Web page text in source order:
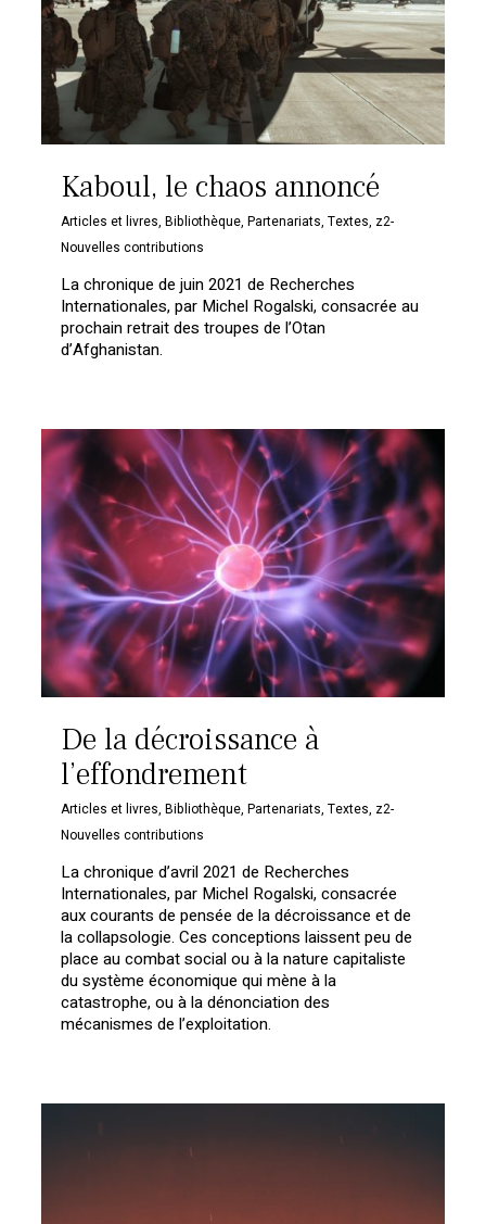
Kaboul, le chaos annoncé
Articles et livres,Bibliothèque,Partenariats,Textes, z2-
Nouvelles contributions
La chronique de juin 2021 de Recherches
Internationales, par Michel Rogalski, consacrée au
prochain retrait des troupes de l’Otan
d’Afghanistan.
De la décroissance à
l’effondrement
Articles et livres,Bibliothèque,Partenariats,Textes, z2-
Nouvelles contributions
La chronique d’avril 2021 de Recherches
Internationales, par Michel Rogalski, consacrée
aux courants de pensée de la décroissance et de
la collapsologie. Ces conceptions laissent peu de
place au combat social ou à la nature capitaliste
du système économique qui mène à la
catastrophe, ou à la dénonciation des
mécanismes de l’exploitation.